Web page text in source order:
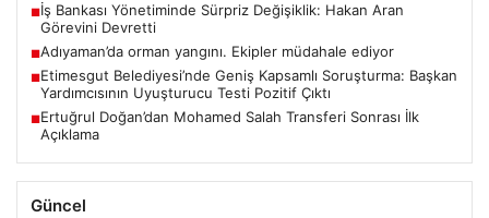
■İş Bankası Yönetiminde Sürpriz Değişiklik: Hakan Aran
Görevini Devretti
■Adıyaman’da orman yangını. Ekipler müdahale ediyor
■Etimesgut Belediyesi’nde Geniş Kapsamlı Soruşturma: Başkan
Yardımcısının Uyuşturucu Testi Pozitif Çıktı
■Ertuğrul Doğan’dan Mohamed Salah Transferi Sonrası İlk
Açıklama
Güncel